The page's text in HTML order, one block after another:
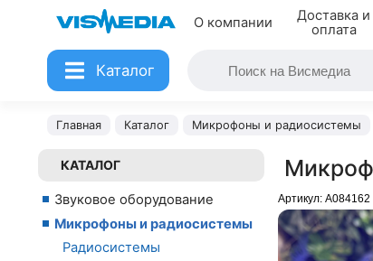
О компании
Доставка и
оплата
Каталог
Главная Каталог Микрофоны и радиосистемы
КАТАЛОГ
Звуковое оборудование
Микрофоны и радиосистемы
Радиосистемы
Артикул: A084162